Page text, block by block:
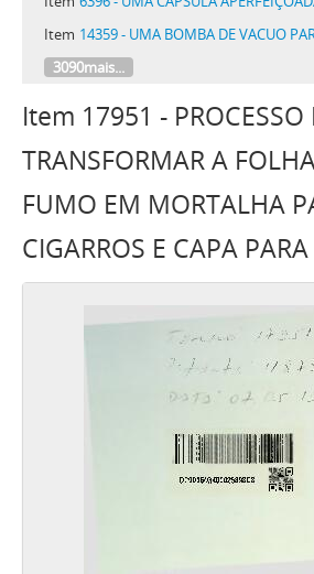
Item 14359 - UMA BOMBA DE VACUO PARA FUNDIÇÃO DE CHAPAS, COROAS, PONTES E
3090mais...
Item 17951 - PROCESSO
TRANSFORMAR A
FUMO EM MORTALHA
CIGARROS E CAPA